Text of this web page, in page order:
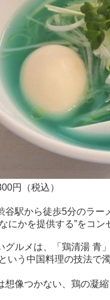
円（税込）
谷駅から徒歩5分のラー
にかを提供する”をコ
グルメは、「鶏清湯 青
いう中国料理の技法
想像つかない、鶏の凝